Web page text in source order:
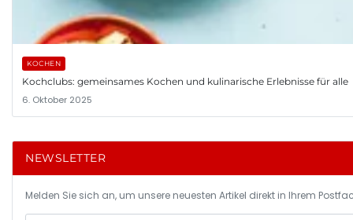
KOCHEN
Kochclubs: gemeinsames Kochen und kulinarische Erlebnisse für alle
6. Oktober 2025
NEWSLETTER
Melden Sie sich an, um unsere neuesten Artikel direkt in Ihrem